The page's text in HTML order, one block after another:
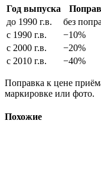
Год выпуска
до 1990 г.в.
без
с 1990 г.в.
−10%
с 2000 г.в.
−20%
с 2010 г.в.
−40%
Поправка к цене
маркировке или фото.
Похожие